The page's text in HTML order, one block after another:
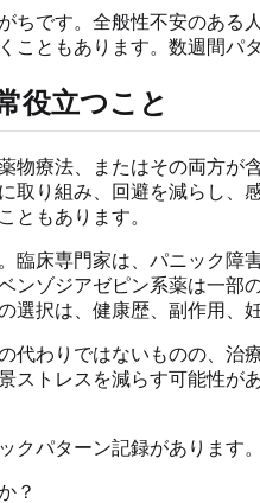
ちです。全般性不安のあ
こともあります。数週間パ
役立つこと
物療法、またはその両方
取り組み、回避を減らし
ともあります。
臨床専門家は、パニック障
ンゾジアゼピン系薬は一
選択は、健康歴、副作用、
代わりではないものの、
ストレスを減らす可能性
クパターン記録があります。
？